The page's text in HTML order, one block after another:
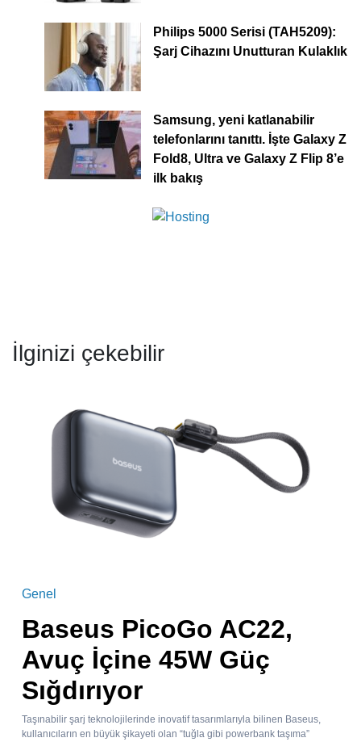
Philips 5000 Serisi (TAH5209):
Şarj Cihazını Unutturan Kulaklık
Samsung, yeni katlanabilir
telefonlarını tanıttı. İşte Galaxy Z
Fold8, Ultra ve Galaxy Z Flip 8’e
ilk bakış
İlginizi çekebilir
Genel
Baseus PicoGo AC22,
Avuç İçine 45W Güç
Sığdırıyor
Taşınabilir şarj teknolojilerinde inovatif tasarımlarıyla bilinen Baseus,
kullanıcıların en büyük şikayeti olan “tuğla gibi powerbank taşıma”